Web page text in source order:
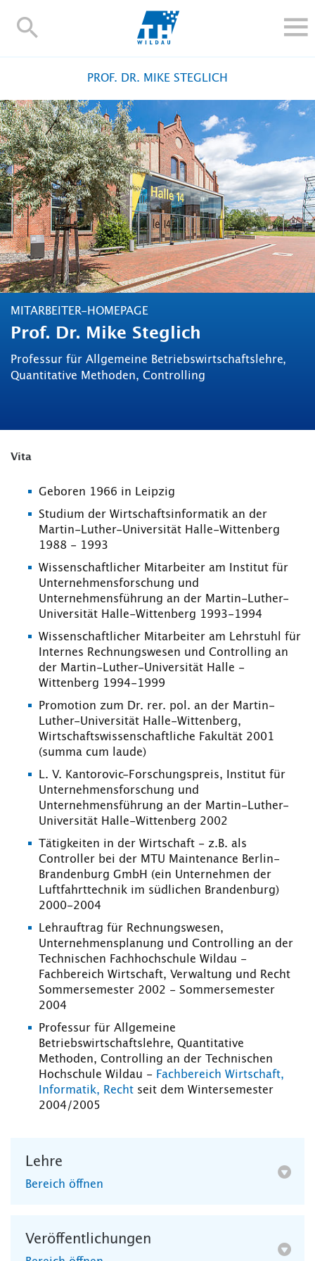
TH-
FORSCHUNG UND TRANSFER
ALUMNI
HOCHSCHULE
INTERNATIONAL
BESCHÄFTIGTE
Blogs Kontakt und Anfahrt Webmail Moodle
TH Online-Portal Personensuche English
PROF. DR. MIKE STEGLICH
MITARBEITER-HOMEPAGE
Prof. Dr. Mike Steglich
Professur für Allgemeine Betriebswirtschaftslehre,
Quantitative Methoden, Controlling
Vita
Geboren 1966 in Leipzig
Studium der Wirtschaftsinformatik an der
Martin-Luther-Universität Halle-Wittenberg
1988 - 1993
Wissenschaftlicher Mitarbeiter am Institut für
Unternehmensforschung und
Unternehmensführung an der Martin-Luther-
Universität Halle-Wittenberg 1993-1994
Wissenschaftlicher Mitarbeiter am Lehrstuhl für
Internes Rechnungswesen und Controlling an
der Martin-Luther-Universität Halle -
Wittenberg 1994-1999
Promotion zum Dr. rer. pol. an der Martin-
Luther-Universität Halle-Wittenberg,
Wirtschaftswissenschaftliche Fakultät 2001
(summa cum laude)
L. V. Kantorovic-Forschungspreis, Institut für
Unternehmensforschung und
Unternehmensführung an der Martin-Luther-
Universität Halle-Wittenberg 2002
Tätigkeiten in der Wirtschaft - z.B. als
Controller bei der MTU Maintenance Berlin-
Brandenburg GmbH (ein Unternehmen der
Luftfahrttechnik im südlichen Brandenburg)
2000-2004
Lehrauftrag für Rechnungswesen,
Unternehmensplanung und Controlling an der
Technischen Fachhochschule Wildau -
Fachbereich Wirtschaft, Verwaltung und Recht
Sommersemester 2002 - Sommersemester
2004
Professur für Allgemeine
Betriebswirtschaftslehre, Quantitative
Methoden, Controlling an der Technischen
Hochschule Wildau - Fachbereich Wirtschaft,
Informatik, Recht seit dem Wintersemester
2004/2005
Lehre
Bereich öffnen
Veröffentlichungen